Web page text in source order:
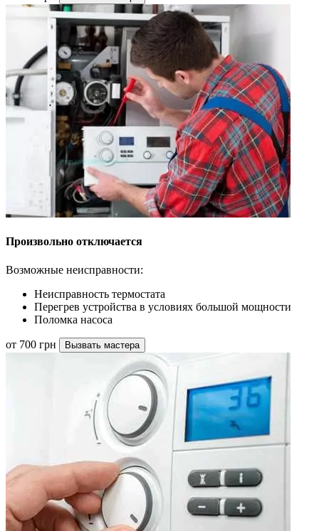
Произвольно отключается
Возможные неисправности:
Неисправность термостата
Перегрев устройства в условиях большой мощности
Поломка насоса
от 700 грн Вызвать мастера